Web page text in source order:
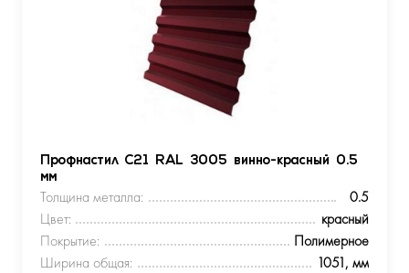
Профнастил С21 RAL 3005 винно-красный 0.5
мм
Толщина металла:
0.5
Цвет:
красный
Покрытие:
Полимерное
Ширина общая:
1051, мм